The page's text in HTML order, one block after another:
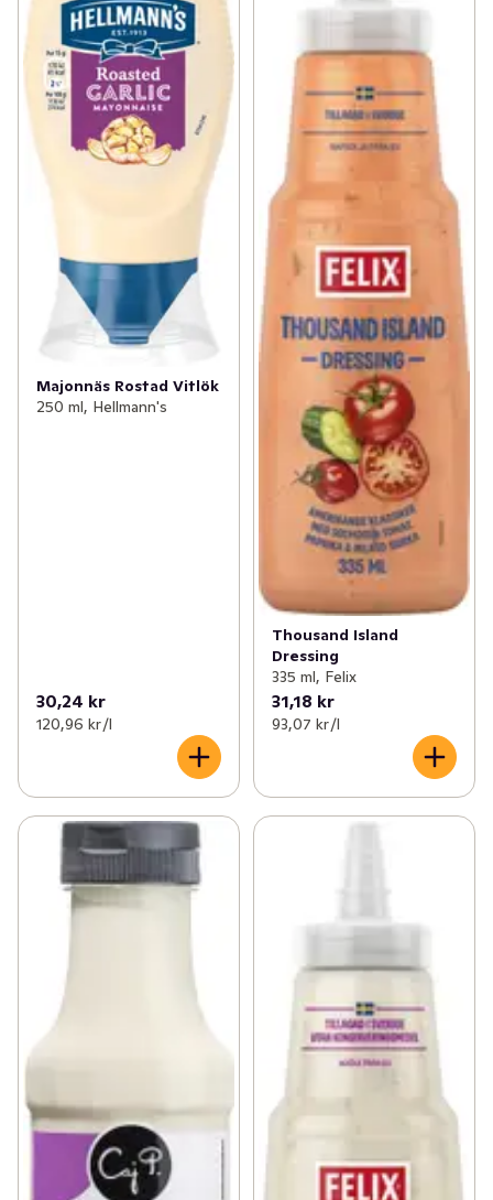
Majonnäs Rostad Vitlök
250 ml, Hellmann's
30,24 kr
120,96 kr /l
Thousand Island
Dressing
335 ml, Felix
31,18 kr
93,07 kr /l